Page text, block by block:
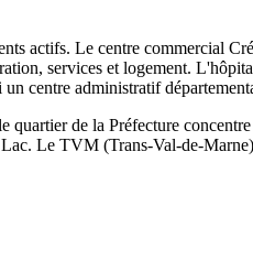
actifs. Le centre commercial
services et logement.
centre administratif
de la Préfecture
Le TVM (Trans-Val-de-